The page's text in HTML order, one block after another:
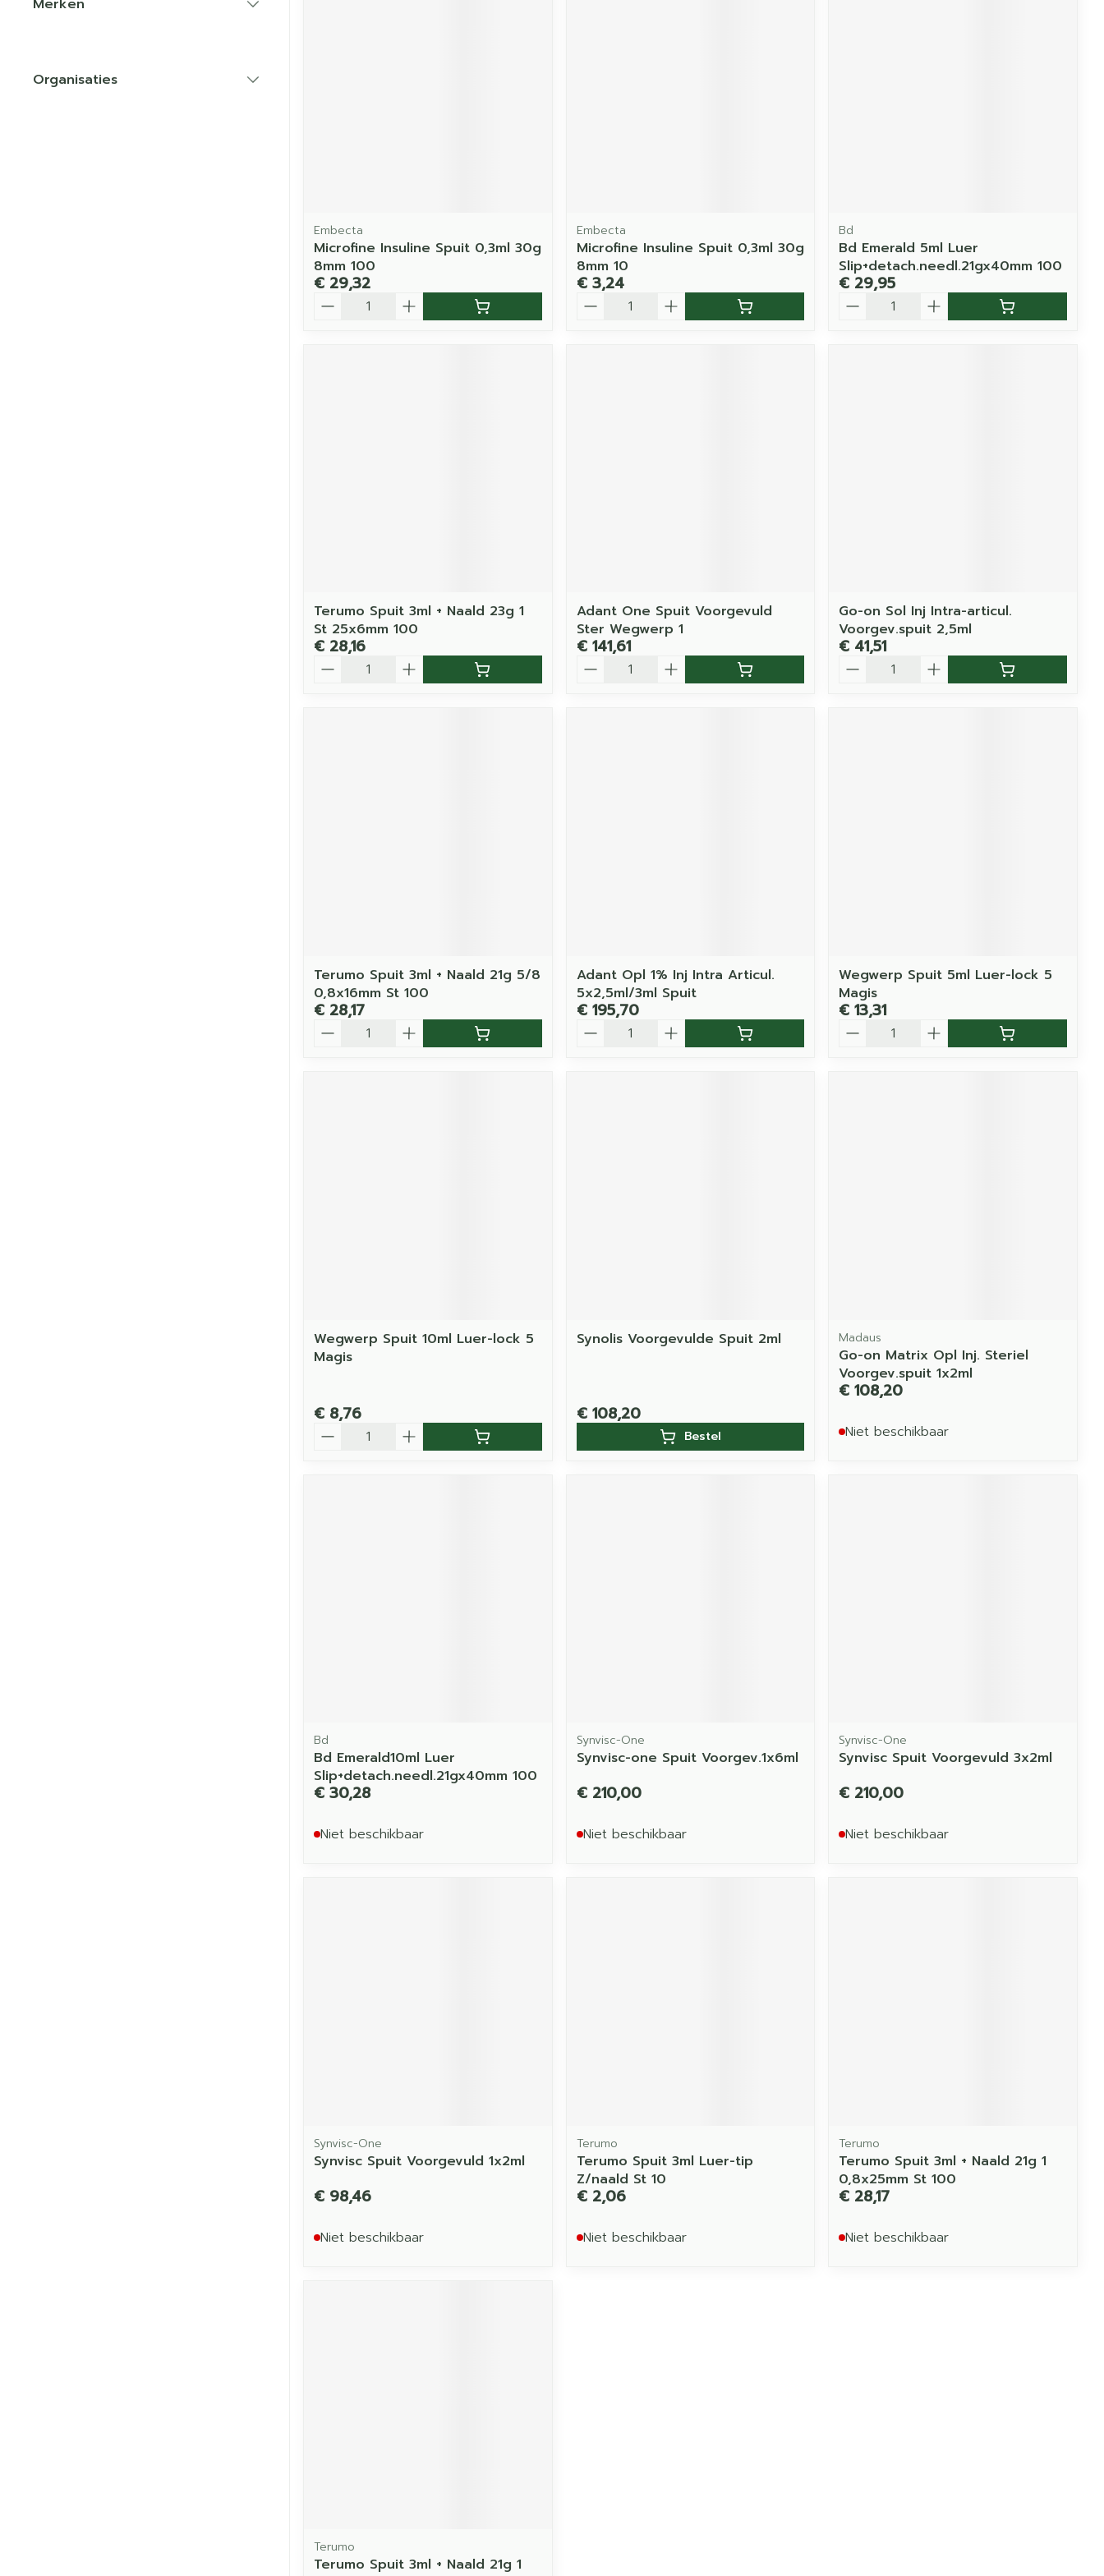
Merken
Organisaties
Embecta
Microfine Insuline Spuit 0,3ml 30g
8mm 100
€ 29,32
Embecta
Microfine Insuline Spuit 0,3ml 30g
8mm 10
€ 3,24
Bd
Bd Emerald 5ml Luer
Slip+detach.needl.21gx40mm 100
€ 29,95
Terumo Spuit 3ml + Naald 23g 1
St 25x6mm 100
€ 28,16
Adant One Spuit Voorgevuld
Ster Wegwerp 1
€ 141,61
Go-on Sol Inj Intra-articul.
Voorgev.spuit 2,5ml
€ 41,51
Terumo Spuit 3ml + Naald 21g 5/8
0,8x16mm St 100
€ 28,17
Adant Opl 1% Inj Intra Articul.
5x2,5ml/3ml Spuit
€ 195,70
Wegwerp Spuit 5ml Luer-lock 5
Magis
€ 13,31
Wegwerp Spuit 10ml Luer-lock 5
Magis
€ 8,76
Synolis Voorgevulde Spuit 2ml
€ 108,20
Bestel
Madaus
Go-on Matrix Opl Inj. Steriel
Voorgev.spuit 1x2ml
€ 108,20
Niet beschikbaar
Bd
Bd Emerald10ml Luer
Slip+detach.needl.21gx40mm 100
€ 30,28
Niet beschikbaar
Synvisc-One
Synvisc-one Spuit Voorgev.1x6ml
€ 210,00
Niet beschikbaar
Synvisc-One
Synvisc Spuit Voorgevuld 3x2ml
€ 210,00
Niet beschikbaar
Synvisc-One
Synvisc Spuit Voorgevuld 1x2ml
€ 98,46
Niet beschikbaar
Terumo
Terumo Spuit 3ml Luer-tip
Z/naald St 10
€ 2,06
Niet beschikbaar
Terumo
Terumo Spuit 3ml + Naald 21g 1
0,8x25mm St 100
€ 28,17
Niet beschikbaar
Terumo
Terumo Spuit 3ml + Naald 21g 1